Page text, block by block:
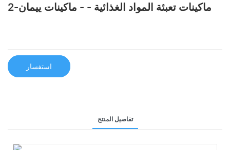
ماكينات تعبئة المواد الغذائية - - ماكينات ييمان-2
استفسار
تفاصيل المنتج